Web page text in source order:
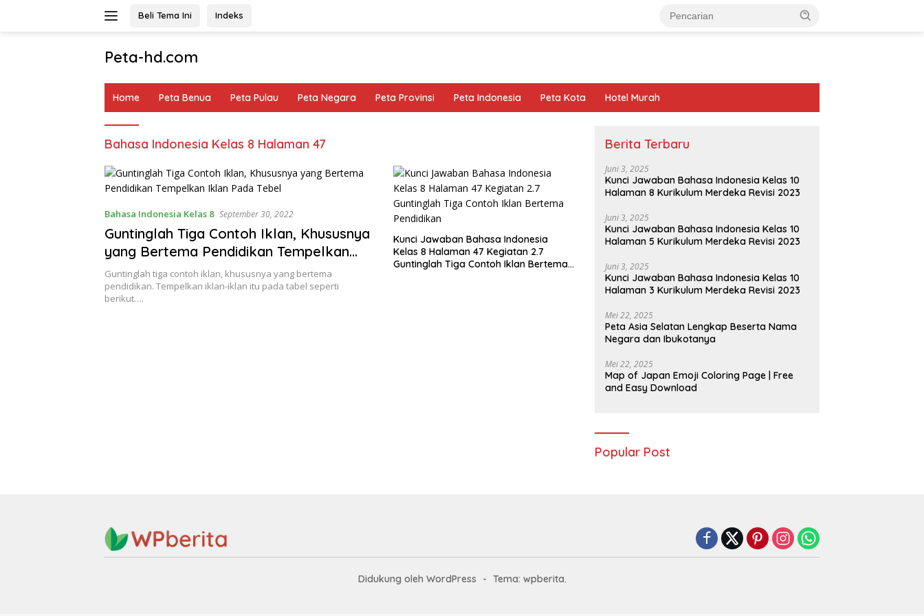
Beli Tema Ini Indeks
Peta-hd.com
Gambar
HD
Home Peta Benua Peta Pulau Peta Negara Peta Provinsi Peta Indonesia Peta Kota Hotel Murah
Bahasa Indonesia Kelas 8 Halaman 47
Bahasa Indonesia Kelas 8 September 30, 2022
Guntinglah Tiga Contoh Iklan, Khususnya
yang Bertema Pendidikan Tempelkan
Iklan Pada Tebel
Guntinglah tiga contoh iklan, khususnya yang bertema
pendidikan. Tempelkan iklan-iklan itu pada tabel seperti
berikut….
Kunci Jawaban Bahasa Indonesia
Kelas 8 Halaman 47 Kegiatan 2.7
Guntinglah Tiga Contoh Iklan Bertema
Berita Terbaru
Juni 3, 2025
Kunci Jawaban Bahasa Indonesia Kelas 10
Halaman 8 Kurikulum Merdeka Revisi 2023
Juni 3, 2025
Kunci Jawaban Bahasa Indonesia Kelas 10
Halaman 5 Kurikulum Merdeka Revisi 2023
Juni 3, 2025
Kunci Jawaban Bahasa Indonesia Kelas 10
Halaman 3 Kurikulum Merdeka Revisi 2023
Mei 22, 2025
Peta Asia Selatan Lengkap Beserta Nama
Negara dan Ibukotanya
Mei 22, 2025
Map of Japan Emoji Coloring Page | Free
and Easy Download
Popular Post
Didukung oleh WordPress - Tema: wpberita.